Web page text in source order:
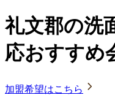
礼文郡の洗
応おすすめ
加盟希望はこちら